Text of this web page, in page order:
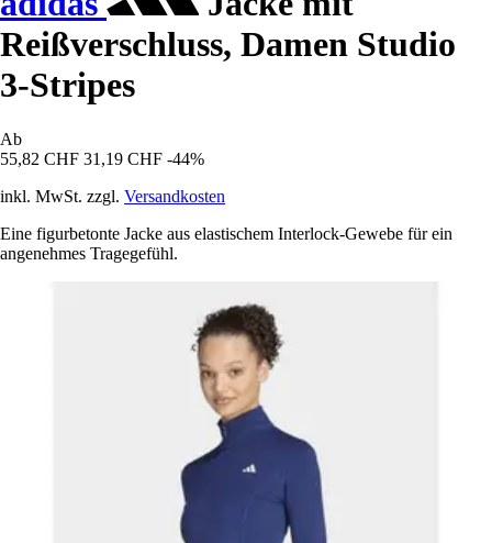
Reißverschluss, Damen Studio
3-Stripes
Ab
55,82 CHF 31,19 CHF -44%
inkl. MwSt. zzgl. Versandkosten
Eine figurbetonte Jacke aus elastischem Interlock-Gewebe für ein
angenehmes Tragegefühl.